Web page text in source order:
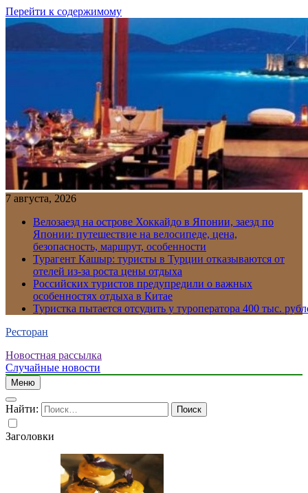
Перейти к содержимому
7 августа, 2026
Велозаезд на острове Хоккайдо в Японии, заезд по
Японии: путешествие на велосипеде, цена,
безопасность, маршрут, особенности
Турагент Кашыр: туристы в Турции отказываются от
отелей из-за роста цены отдыха
Российских туристов предупредили о важных
особенностях отдыха в Китае
Туристка пытается отсудить у туроператора 400 тыс.
Ресторан
Новостная рассылка
Случайные новости
Меню
Найти:
Заголовки